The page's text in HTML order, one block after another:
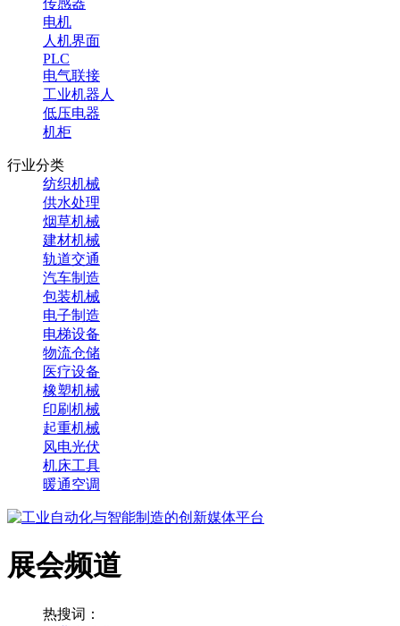
传感器
电机
人机界面
PLC
电气联接
工业机器人
低压电器
机柜
行业分类
纺织机械
供水处理
烟草机械
建材机械
轨道交通
汽车制造
包装机械
电子制造
电梯设备
物流仓储
医疗设备
橡塑机械
印刷机械
起重机械
风电光伏
机床工具
暖通空调
展会频道
热搜词：